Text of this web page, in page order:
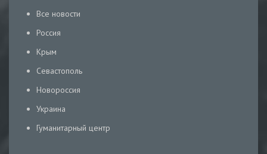
Все новости
Россия
Крым
Севастополь
Новороссия
Украина
Гуманитарный центр